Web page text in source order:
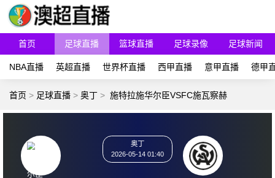
首页 足球直播 篮球直播 足球录像 足球新闻
NBA直播 英超直播 世界杯直播 西甲直播 意甲直播 德甲
首页 > 足球直播 > 奥丁 > 施特拉施华尔臣VSFC施瓦察赫